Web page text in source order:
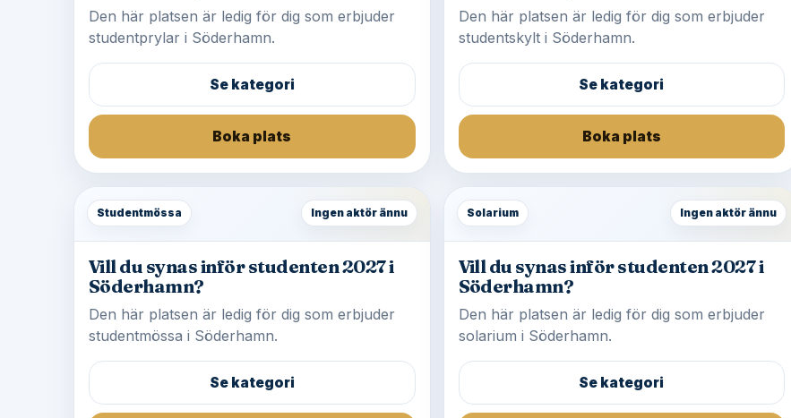
Den här platsen är ledig för dig som erbjuder
studentprylar i Söderhamn.
Se kategori
Boka plats
Den här platsen är ledig för dig som erbjuder
studentskylt i Söderhamn.
Se kategori
Boka plats
Studentmössa Ingen aktör ännu
Vill du synas inför studenten 2027 i
Söderhamn?
Den här platsen är ledig för dig som erbjuder
studentmössa i Söderhamn.
Se kategori
Solarium Ingen aktör ännu
Vill du synas inför studenten 2027 i
Söderhamn?
Den här platsen är ledig för dig som erbjuder
solarium i Söderhamn.
Se kategori